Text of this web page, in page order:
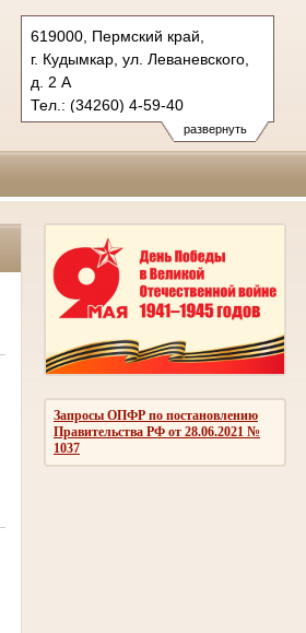
развернуть
619000, Пермский край,
г. Кудымкар, ул. Леваневского,
д. 2 А
Тел.: (34260) 4-59-40
kudymkarsky.kpo@sudrf.ru
Запросы ОПФР по постановлению
Правительства РФ от 28.06.2021 №
1037